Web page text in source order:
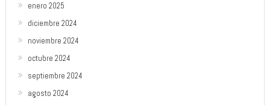
enero 2025
diciembre 2024
noviembre 2024
octubre 2024
septiembre 2024
agosto 2024